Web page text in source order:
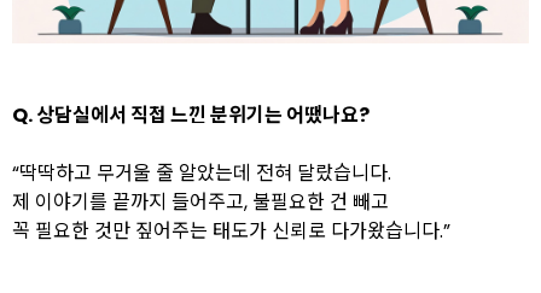
Q. 상담실에서 직접 느낀 분위기는 어땠나요?
“딱딱하고 무거울 줄 알았는데 전혀 달랐습니다.
제 이야기를 끝까지 들어주고, 불필요한 건 빼고
꼭 필요한 것만 짚어주는 태도가 신뢰로 다가왔습니다.”